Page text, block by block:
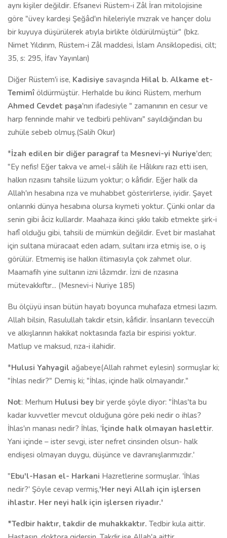
aynı kişiler değildir. Efsanevi Rüstem-i Zâl İran mitolojisine
göre "üvey kardeşi Şeğâd'ın hileleriyle mızrak ve hançer dolu
bir kuyuya düşürülerek atıyla birlikte öldürülmüştür" (bkz.
Nimet Yıldırım, Rüstem-i Zâl maddesi, İslam Ansiklopedisi, cilt;
35, s: 295, İfav Yayınları)
Diğer Rüstem'i ise, Kadisiye savaşında Hilal b. Alkame et-
Temimî öldürmüştür. Herhalde bu ikinci Rüstem, merhum
Ahmed Cevdet paşa'nın ifadesiyle " zamanının en cesur ve
harp fenninde mahir ve tedbirli pehlivanı" sayıldığından bu
zuhüle sebeb olmuş.(Salih Okur)
*İzah edilen bir diğer paragrafta Mesnevi-yi Nuriye'den;
"Ey nefis! Eğer takva ve amel-i sâlih ile Hâlıkını razı etti isen,
halkın rızasını tahsile lüzum yoktur; o kâfidir. Eğer halk da
Allah'ın hesabına rıza ve muhabbet gösterirlerse, iyidir. Şayet
onlarınki dünya hesabına olursa kıymeti yoktur. Çünki onlar da
senin gibi âciz kullardır. Maahaza ikinci şıkkı takib etmekte şirk-i
hafî olduğu gibi, tahsili de mümkün değildir. Evet bir maslahat
için sultana müracaat eden adam, sultanı irza etmiş ise, o iş
görülür. Etmemiş ise halkın iltimasıyla çok zahmet olur.
Maamafih yine sultanın izni lâzımdır. İzni de rızasına
mütevakkıftır... (Mesnevi-i Nuriye 185)
Bu ölçüyü insan bütün hayatı boyunca muhafaza etmesi lazım.
Allah bilsin, Rasulullah takdir etsin, kâfidir. İnsanların teveccüh
ve alkışlarının hakikat noktasında fazla bir espirisi yoktur.
Matlup ve maksud, rıza-i ilahidir.
*Hulusi Yahyagil ağabeye(Allah rahmet eylesin) sormuşlar ki;
"İhlas nedir?" Demiş ki; "İhlas, içinde halk olmayandır."
Not: Merhum Hulusi bey bir yerde şöyle diyor: "İhlas'ta bu
kadar kuvvetler mevcut olduğuna göre peki nedir o ihlas?
İhlas'ın manası nedir? İhlas, 'İçinde halk olmayan haslettir.
Yani içinde – ister sevgi, ister nefret cinsinden olsun- halk
endişesi olmayan duygu, düşünce ve davranışlarımızdır.'
"Ebu'l-Hasan el- Harkani Hazretlerine sormuşlar. 'İhlas
nedir?' Şöyle cevap vermiş,'Her neyi Allah için işlersen
ihlastır. Her neyi halk için işlersen riyadır.'
*Tedbir haktır, takdir de muhakkaktır. Tedbir kula aittir.